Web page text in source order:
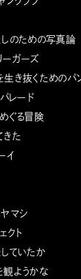
しのための写真論
ーガーズ
生き抜くためのパ
レード
ぐる冒険
きた
イ
マシ
クト
ていたか
観ようかな